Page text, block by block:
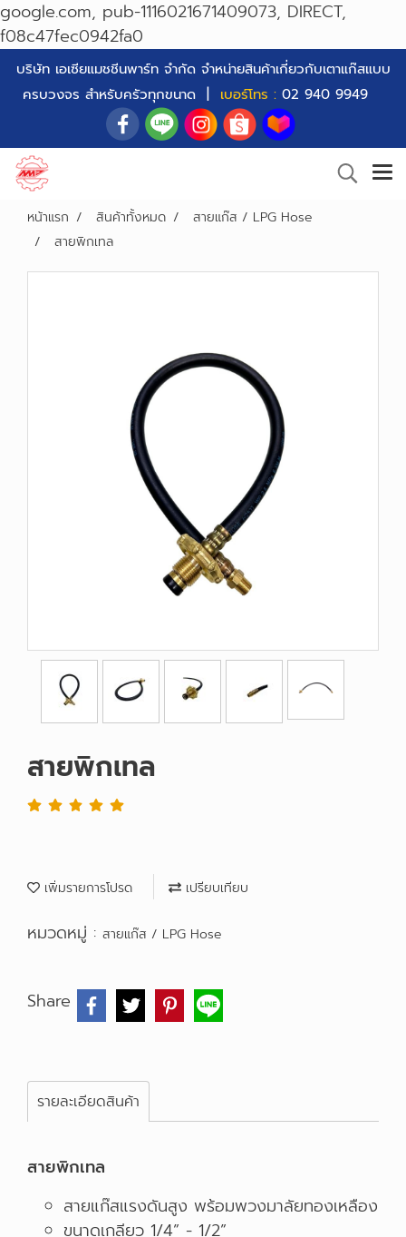
google.com, pub-1116021671409073, DIRECT,
f08c47fec0942fa0
บริษัท เอเซียแมชชีนพาร์ท จำกัด จำหน่ายสินค้าเกี่ยวกับเตาแก๊สแบบ
ครบวงจร สำหรับครัวทุกขนาด | เบอร์โทร : 02 940 9949
หน้าแรก สินค้าทั้งหมด
สายแก๊ส / LPG Hose
สายพิกเทล
สายพิกเทล
เพิ่มรายการโปรด เปรียบเทียบ
หมวดหมู่ : สายแก๊ส / LPG Hose
Share
รายละเอียดสินค้า
สายพิกเทล
สายแก๊สแรงดันสูง พร้อมพวงมาลัยทองเหลือง
ขนาดเกลียว 1/4” - 1/2”